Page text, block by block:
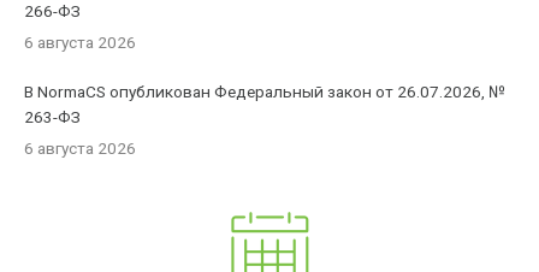
266-ФЗ
6 августа 2026
В NormaCS опубликован Федеральный закон от 26.07.2026, №
263-ФЗ
6 августа 2026